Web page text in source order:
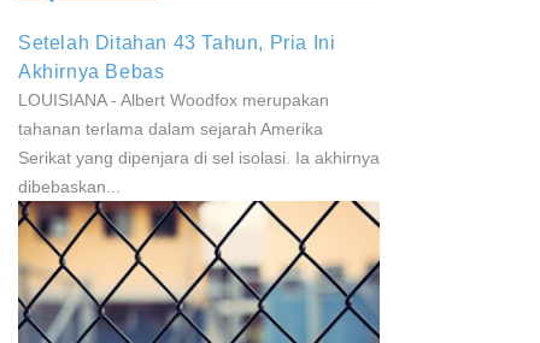
Setelah Ditahan 43 Tahun, Pria Ini
Akhirnya Bebas
LOUISIANA - Albert Woodfox merupakan
tahanan terlama dalam sejarah Amerika
Serikat yang dipenjara di sel isolasi. Ia akhirnya
dibebaskan...